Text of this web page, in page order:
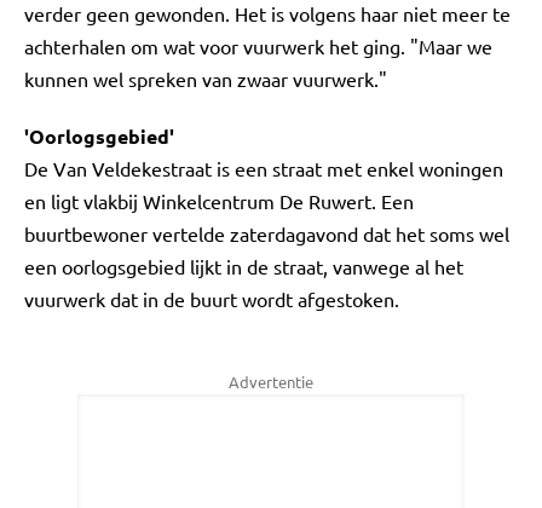
verder geen gewonden. Het is volgens haar niet meer te
achterhalen om wat voor vuurwerk het ging. "Maar we
kunnen wel spreken van zwaar vuurwerk."
'Oorlogsgebied'
De Van Veldekestraat is een straat met enkel woningen
en ligt vlakbij Winkelcentrum De Ruwert. Een
buurtbewoner vertelde zaterdagavond dat het soms wel
een oorlogsgebied lijkt in de straat, vanwege al het
vuurwerk dat in de buurt wordt afgestoken.
Advertentie